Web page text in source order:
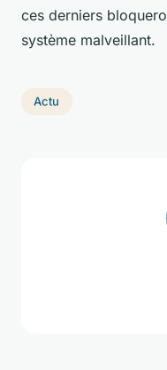
ces derniers
système malveillant.
Actu